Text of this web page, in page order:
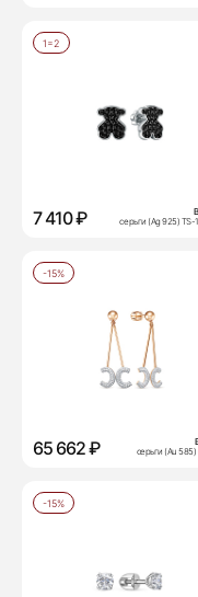
1=2
7 410 ₽
серьги (Ag 925)
-15%
65 662 ₽
серьги (Au
-15%